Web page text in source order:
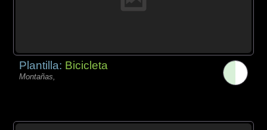
Plantilla: Bicicleta
Montañas,